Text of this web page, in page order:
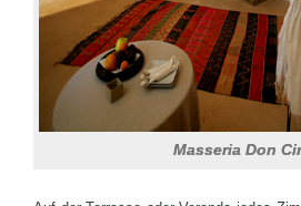
Masseria Don